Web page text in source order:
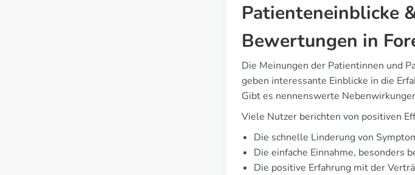
Patienteneinblicke
Bewertungen in
Die Meinungen der Patientinnen und
geben interessante Einblicke in die
Gibt es nennenswerte
Viele Nutzer berichten von positiven
Die schnelle Linderung von
Die einfache Einnahme, besonders
Die positive Erfahrung mit der